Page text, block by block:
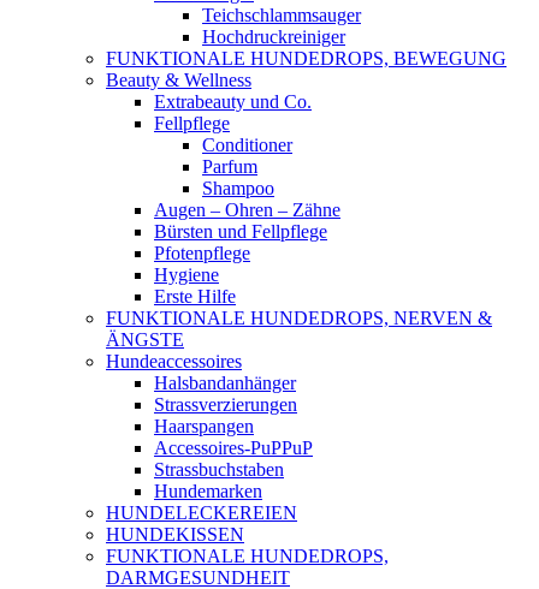
Teichschlammsauger
Hochdruckreiniger
FUNKTIONALE HUNDEDROPS, BEWEGUNG
Beauty & Wellness
Extrabeauty und Co.
Fellpflege
Conditioner
Parfum
Shampoo
Augen – Ohren – Zähne
Bürsten und Fellpflege
Pfotenpflege
Hygiene
Erste Hilfe
FUNKTIONALE HUNDEDROPS, NERVEN &
ÄNGSTE
Hundeaccessoires
Halsbandanhänger
Strassverzierungen
Haarspangen
Accessoires-PuPPuP
Strassbuchstaben
Hundemarken
HUNDELECKEREIEN
HUNDEKISSEN
FUNKTIONALE HUNDEDROPS,
DARMGESUNDHEIT